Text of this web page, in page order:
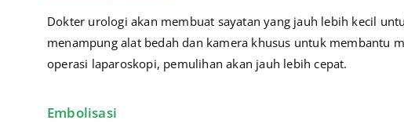
Dokter urologi akan membuat sayatan yang jauh lebih kecil
menampung alat bedah dan kamera khusus untuk membantu
operasi laparoskopi, pemulihan akan jauh lebih cepat.
Embolisasi